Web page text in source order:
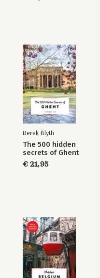
Derek Blyth
The 500 hidden
secrets of Ghent
€ 21,95